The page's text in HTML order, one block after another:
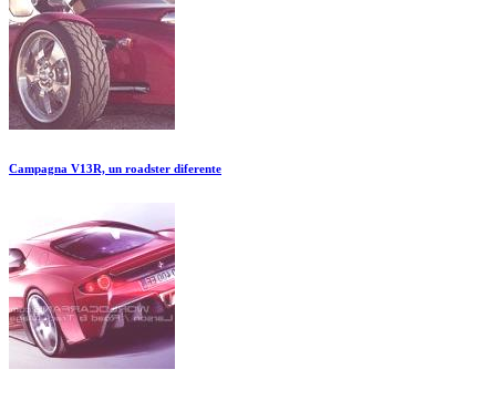
Campagna V13R, un roadster diferente